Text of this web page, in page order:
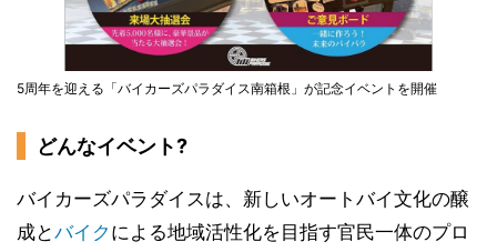
5周年を迎える「バイカーズパラダイス南箱根」が記念イベントを開催
どんなイベント?
バイカーズパラダイスは、新しいオートバイ文化の醸
成とバイク による地域活性化を目指す官民一体のプロ